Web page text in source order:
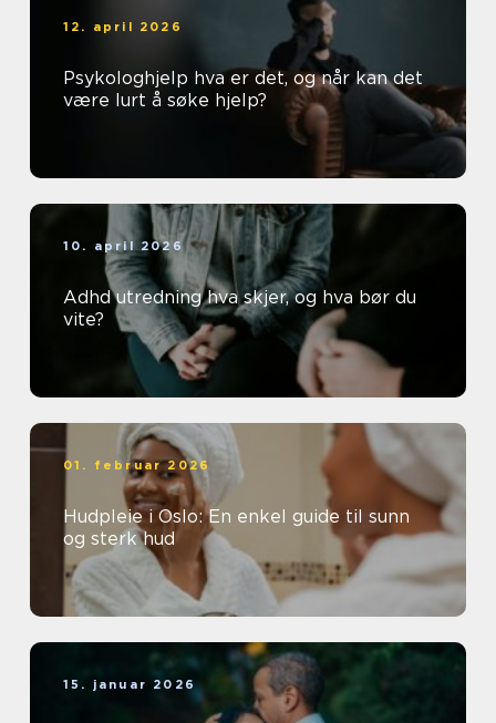
12. april 2026
Psykologhjelp hva er det, og når kan det
være lurt å søke hjelp?
10. april 2026
Adhd utredning hva skjer, og hva bør du
vite?
01. februar 2026
Hudpleie i Oslo: En enkel guide til sunn
og sterk hud
15. januar 2026